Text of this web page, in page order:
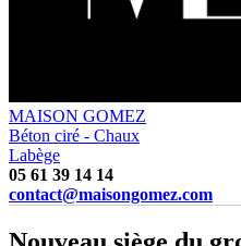
MAISON GOMEZ
Béton ciré - Chaux
Labège
05 61 39 14 14
contact@maisongomez.com